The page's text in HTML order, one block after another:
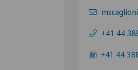
+41 44
+41 44